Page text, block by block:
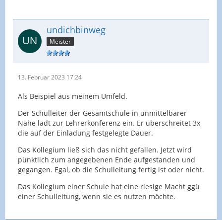
Und: wenn ich eine Mitbetreuung habe, dann kann
ich den Unterricht in meiner Klasse mal fein zum
die Stunde, die ich geplant hatte. Man kann sich
Bei uns fehlen täglich aktuell rund 15 Kolleginnen
und Kollegen zwischen der 1. und 9. Stunde. Das
kann ja nicht alles Mitbetreut werden. Wenn da
etwas passiert....! Dann viel Freude bei dem
Theater, was dann folgt...!
undichbinweg
Meister
13. Februar 2023 17:24
Als Beispiel aus meinem Umfeld.
Der Schulleiter der Gesamtschule in unmittelbarer
Nähe lädt zur Lehrerkonferenz ein. Er überschreitet 3x
die auf der Einladung festgelegte Dauer.
Das Kollegium ließ sich das nicht gefallen. Jetzt wird
pünktlich zum angegebenen Ende aufgestanden und
gegangen. Egal, ob die Schulleitung fertig ist oder nicht.
Das Kollegium einer Schule hat eine riesige Macht ggü
einer Schulleitung, wenn sie es nutzen möchte.